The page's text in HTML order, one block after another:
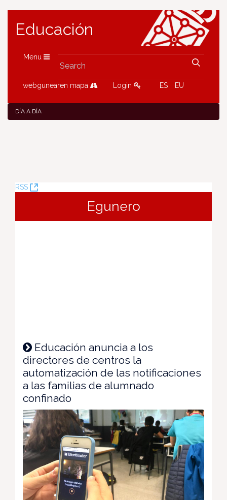
Educación
Menu
webgunearen mapa Login ES EU
DÍA A DÍA
RSS
(Opens
Egunero
Educación anuncia a los
directores de centros la
automatización de las notificaciones
a las familias de alumnado
confinado